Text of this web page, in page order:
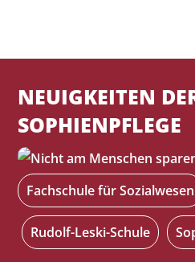
NEUIGKEITEN
SOPHIENPFLEGE
Fachschule für Sozialwesen
Rudolf-Leski-Schule